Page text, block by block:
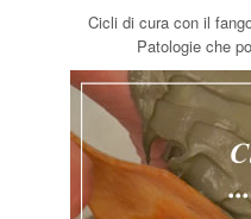
Cicli di cura con il
Patologie che